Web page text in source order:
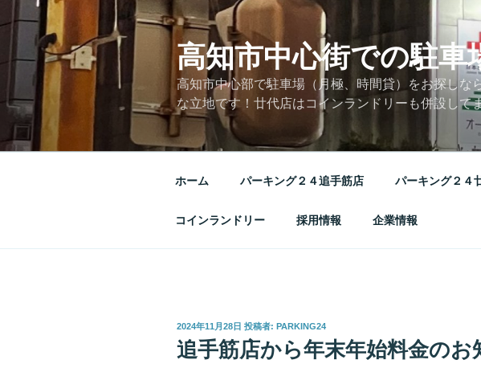
ン
へ
キ
高知市中心街での駐
高知市中心部で駐車場（月極、時間貸）をお探し
な立地です！廿代店はコインランドリーも併設して
ホーム パーキング２４追手筋店 パーキング２４
コインランドリー 採用情報 企業情報
投
稿
日:
2024年11月28日 投稿者: PARKING24
追手筋店から年末年始料金のお